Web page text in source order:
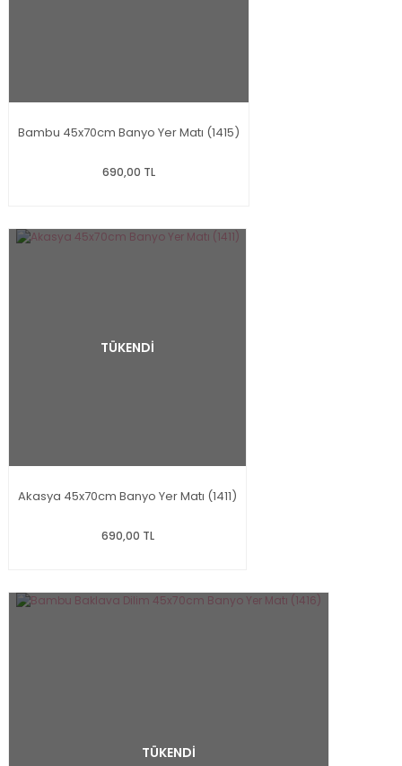
Bambu 45x70cm Banyo Yer Matı (1415)
690,00 TL
TÜKENDİ
Akasya 45x70cm Banyo Yer Matı (1411)
690,00 TL
TÜKENDİ